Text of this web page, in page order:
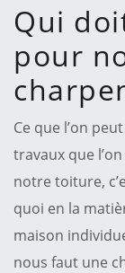
Qui
pour
Ce que l’on
travaux que
notre toiture,
quoi en la
maison
nous faut une